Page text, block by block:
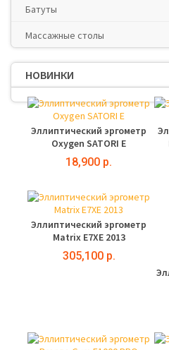
Батуты
Массажные столы
НОВИНКИ
Эллиптический эргометр
Oxygen SATORI E
18,900 р.
Эллиптический эргометр
Matrix E7XE 2013
305,100 р.